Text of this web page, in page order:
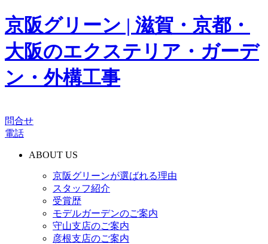
京阪グリーン | 滋賀・京都・
大阪のエクステリア・ガーデ
ン・外構工事
問合せ
電話
ABOUT US
京阪グリーンが選ばれる理由
スタッフ紹介
受賞歴
モデルガーデンのご案内
守山支店のご案内
彦根支店のご案内